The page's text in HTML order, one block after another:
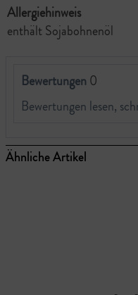
Allergiehinweis
enthält Sojabohnenöl
Bewertungen 0
Bewertungen lesen,
Ähnliche Artikel